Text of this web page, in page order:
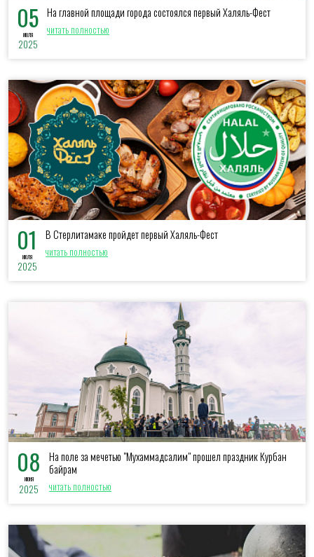
05
июля
2025
На главной площади города состоялся первый Халяль-Фест
читать полностью
01
июля
2025
В Стерлитамаке пройдет первый Халяль-Фест
читать полностью
08
июня
2025
На поле за мечетью "Мухаммадсалим" прошел праздник Курбан
байрам
читать полностью